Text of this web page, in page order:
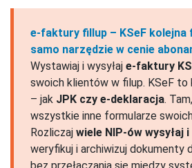
e-faktury fillup – KSeF
samo narzędzie w cenie
Wystawiaj i wysyłaj e-faktury
swoich klientów w filup. KSeF to
– jak JPK czy e-deklaracja.
wszystkie inne formularze
Rozliczaj wiele NIP-ów wysyłaj
weryfikuj i archiwizuj dokumenty